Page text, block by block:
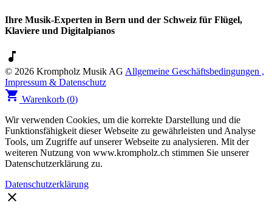
Ihre Musik-Experten in Bern und der Schweiz für Flügel,
Klaviere und Digitalpianos
music_note
© 2026 Krompholz Musik AG Allgemeine Geschäftsbedingungen ,
Impressum & Datenschutz
shopping_cart Warenkorb (0)
Wir verwenden Cookies, um die korrekte Darstellung und die
Funktionsfähigkeit dieser Webseite zu gewährleisten und Analyse
Tools, um Zugriffe auf unserer Webseite zu analysieren. Mit der
weiteren Nutzung von www.krompholz.ch stimmen Sie unserer
Datenschutzerklärung zu.
Datenschutzerklärung
clear